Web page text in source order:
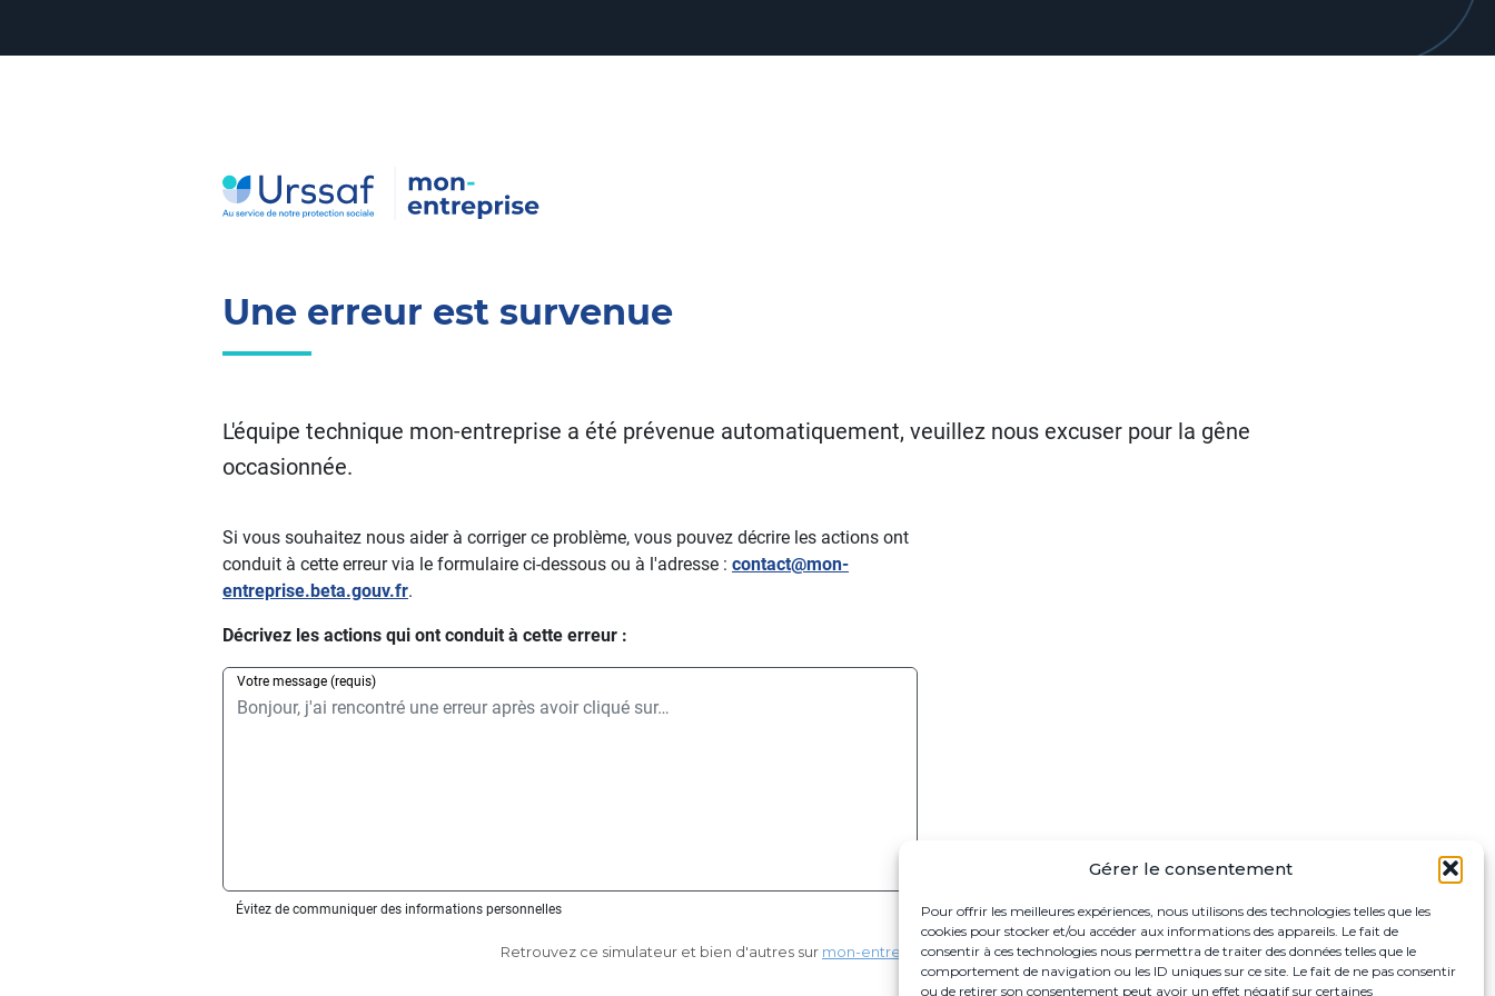
Gérer le consentement
Pour offrir les meilleures expériences, nous utilisons des technologies telles que les
cookies pour stocker et/ou accéder aux informations des appareils. Le fait de
consentir à ces technologies nous permettra de traiter des données telles que le
comportement de navigation ou les ID uniques sur ce site. Le fait de ne pas consentir
ou de retirer son consentement peut avoir un effet négatif sur certaines
Retrouvez ce simulateur et bien d'autres sur mon-entreprise.urssaf.fr